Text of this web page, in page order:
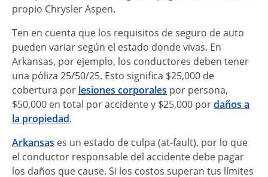
propio Chrysler Aspen.
Ten en cuenta que los requisitos de seguro de auto
pueden variar según el estado donde vivas. En
Arkansas, por ejemplo, los conductores deben tener
una póliza 25/50/25. Esto significa $25,000 de
cobertura por lesiones corporales por persona,
$50,000 en total por accidente y $25,000 pordaños a
la propiedad.
Arkansas es un estado de culpa (at-fault), por lo que
el conductor responsable del accidente debe pagar
los daños que cause. Si los costos superan tus límites